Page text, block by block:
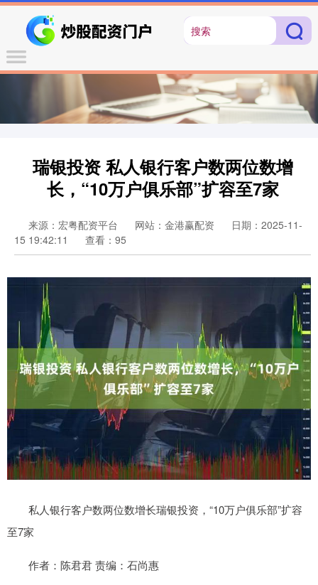
瑞银投资 私人银行客户数两位数增
长，“10万户俱乐部”扩容至7家
来源：宏粤配资平台 网站：金港赢配资
日期：2025-11-
15 19:42:11
查看：95
私人银行客户数两位数增长瑞银投资，“10万户俱乐部”扩容
至7家
作者：陈君君 责编：石尚惠